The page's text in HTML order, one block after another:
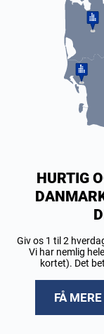
HURTIG
Giv os 1 til 2
Vi har nemlig
kortet). Det
FÅ